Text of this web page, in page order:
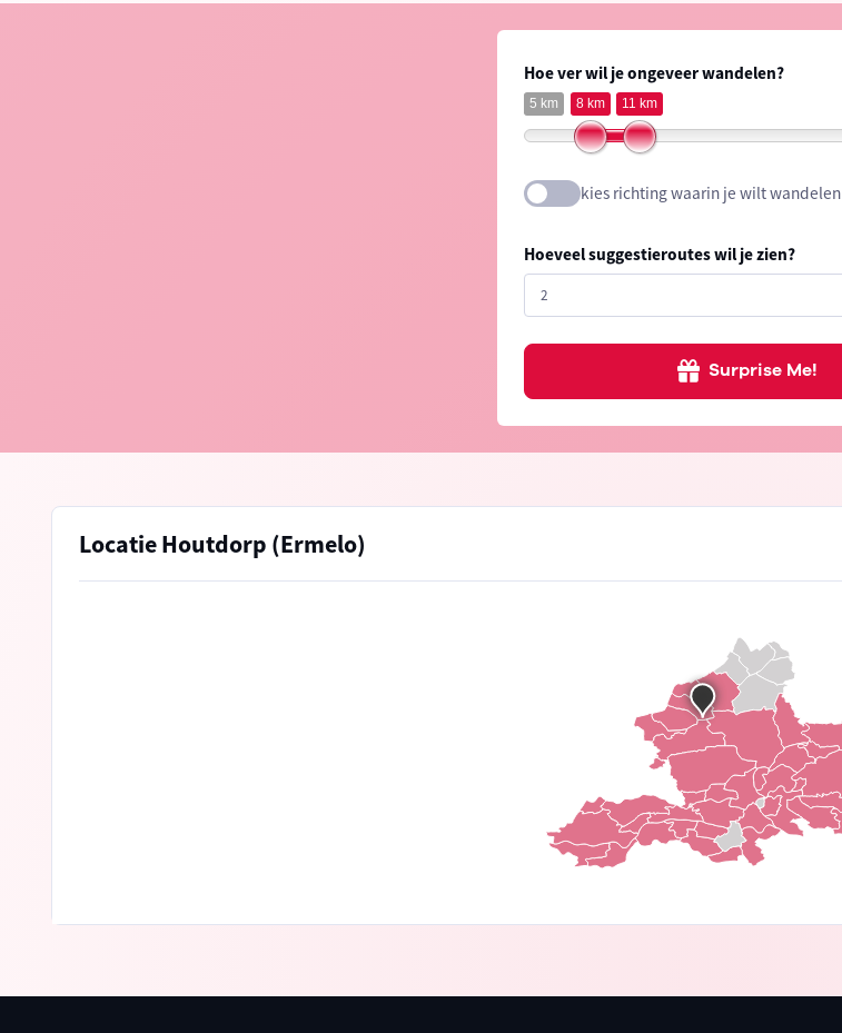
Hoe ver wil je ongeveer wandelen?
5 km 8 km 11 km
kies richting waarin je wilt wandelen
Hoeveel suggestieroutes wil je zien?
Surprise Me!
Locatie Houtdorp (Ermelo)